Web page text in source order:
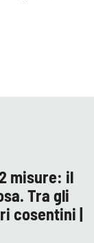
misure: il
Tra gli
cosentini |